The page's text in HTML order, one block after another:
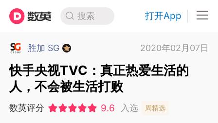
搜索 打开App
胜加 SG 2020年02月07日
快手央视TVC：真正热爱生活的
人，不会被生活打败
数英评分 9.6 入选 周精选